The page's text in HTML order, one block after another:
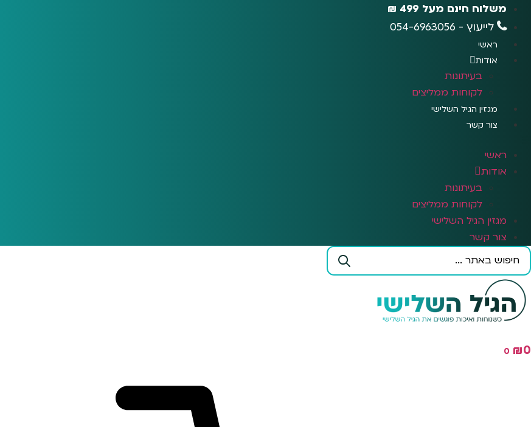
משלוח חינם מעל 499 ₪
לייעוץ - 054-6963056
ראשי
אודות
בעיתונות
לקוחות ממליצים
מגזין הגיל השלישי
צור קשר
ראשי
אודות
בעיתונות
לקוחות ממליצים
מגזין הגיל השלישי
צור קשר
Search
₪0
0